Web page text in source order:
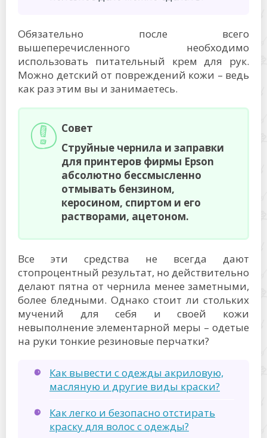
Обязательно после всего
вышеперечисленного необходимо
использовать питательный крем для рук.
Можно детский от повреждений кожи – ведь
как раз этим вы и занимаетесь.
Совет
Струйные чернила и заправки
для принтеров фирмы Epson
абсолютно бессмысленно
отмывать бензином,
керосином, спиртом и его
растворами, ацетоном.
Все эти средства не всегда дают
стопроцентный результат, но действительно
делают пятна от чернила менее заметными,
более бледными. Однако стоит ли стольких
мучений для себя и своей кожи
невыполнение элементарной меры – одетые
на руки тонкие резиновые перчатки?
Как вывести с одежды акриловую,
масляную и другие виды краски?
Как легко и безопасно отстирать
краску для волос с одежды?